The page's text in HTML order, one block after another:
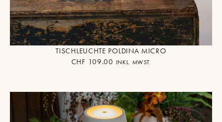
TISCHLEUCHTE POLDINA MICRO
CHF 109.00 INKL. MWST.